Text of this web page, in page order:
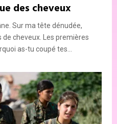
des cheveux
Sur ma tête dénudée,
cheveux. Les premières
as-tu coupé tes...